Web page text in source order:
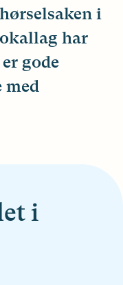
i
har
gode
med
i